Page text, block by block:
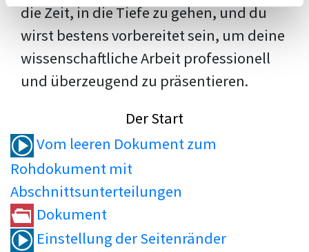
die Zeit, in die Tiefe zu gehen, und du
wirst bestens vorbereitet sein, um deine
wissenschaftliche Arbeit professionell
und überzeugend zu präsentieren.
Der Start
Vom leeren Dokument zum
Rohdokument mit
Abschnittsunterteilungen
Dokument
Einstellung der Seitenränder